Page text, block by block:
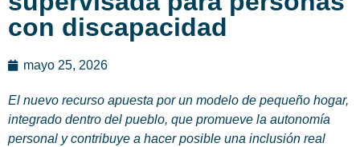
con discapacidad
mayo 25, 2026
El nuevo recurso apuesta por un modelo de pequeño hogar,
integrado dentro del pueblo, que promueve la autonomía
personal y contribuye a hacer posible una inclusión real